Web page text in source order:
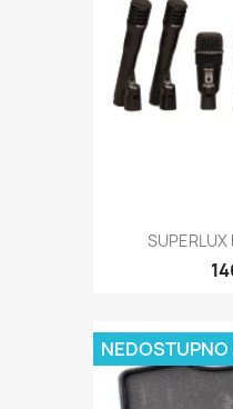
SUPERLUX
NEDOSTUPNO